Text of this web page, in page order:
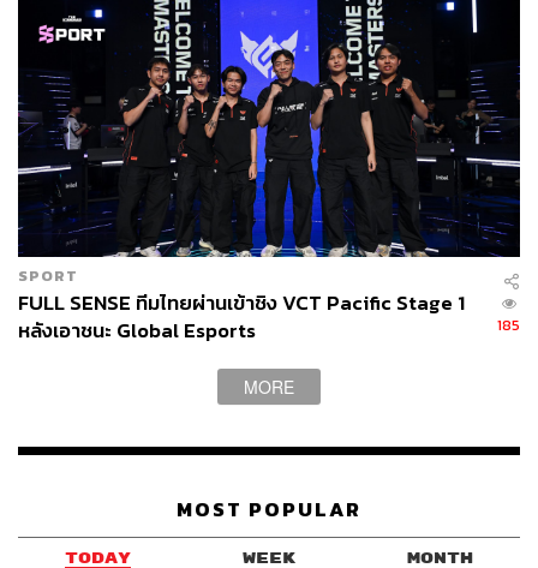
SPORT
FULL SENSE ทีมไทยผ่านเข้าชิง VCT Pacific Stage 1
หลังเอาชนะ Global Esports
185
MORE
MOST POPULAR
TODAY WEEK MONTH